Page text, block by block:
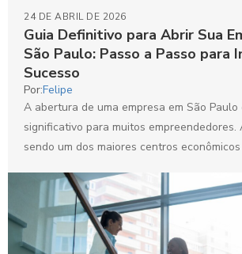
Guia Definitivo para Abrir Sua
São Paulo: Passo a Passo para
Sucesso
24 DE ABRIL DE 2026
Por:Felipe
A abertura de uma empresa em São Paulo
significativo para muitos
sendo um dos maiores centros econômicos